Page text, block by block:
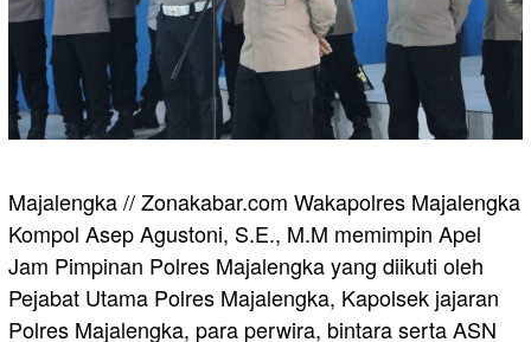
Majalengka // Zonakabar.com Wakapolres Majalengka
Kompol Asep Agustoni, S.E., M.M memimpin Apel
Jam Pimpinan Polres Majalengka yang diikuti oleh
Pejabat Utama Polres Majalengka, Kapolsek jajaran
Polres Majalengka, para perwira, bintara serta ASN